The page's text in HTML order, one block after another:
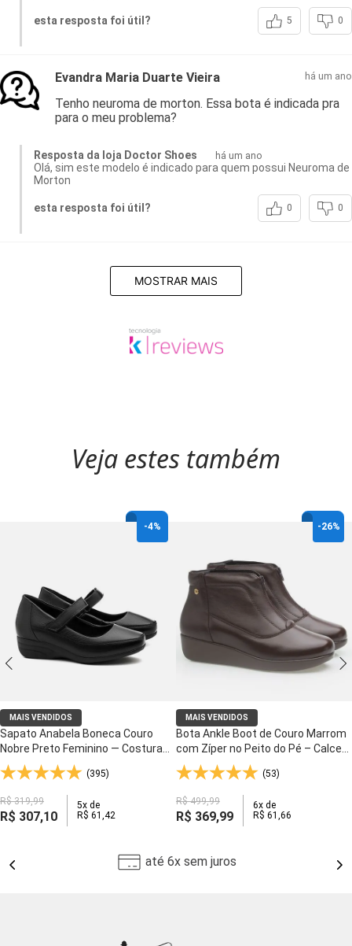
esta resposta foi útil? 5 0
Evandra Maria Duarte Vieira há um ano
Tenho neuroma de morton. Essa bota é indicada pra
para o meu problema?
Resposta da loja Doctor Shoes há um ano
Olá, sim este modelo é indicado para quem possui Neuroma de
Morton
esta resposta foi útil? 0 0
MOSTRAR MAIS
Veja estes também
-4%
MAIS VENDIDOS
Sapato Anabela Boneca Couro
Nobre Preto Feminino — Costura
Artesanal e Palmilha Anti-Impacto
- 3144
(395)
R$ 319,99
R$ 307,10
5x de
R$ 61 ,42
-26%
MAIS VENDIDOS
Bota Ankle Boot de Couro Marrom
com Zíper no Peito do Pé – Calce
Fácil e Conforto para o Dia Inteiro -
155
(53)
R$ 499,99
R$ 369,99
6x de
R$ 61 ,66
até 6x sem juros